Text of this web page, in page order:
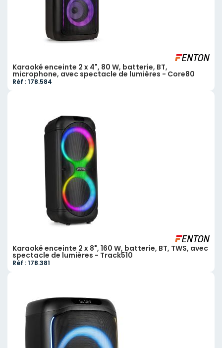
Karaoké enceinte 2 x 4", 80 W, batterie, BT,
microphone, avec spectacle de lumières - Core80
Réf : 178.584
Karaoké enceinte 2 x 8", 160 W, batterie, BT, TWS, avec
spectacle de lumières - Track510
Réf : 178.381